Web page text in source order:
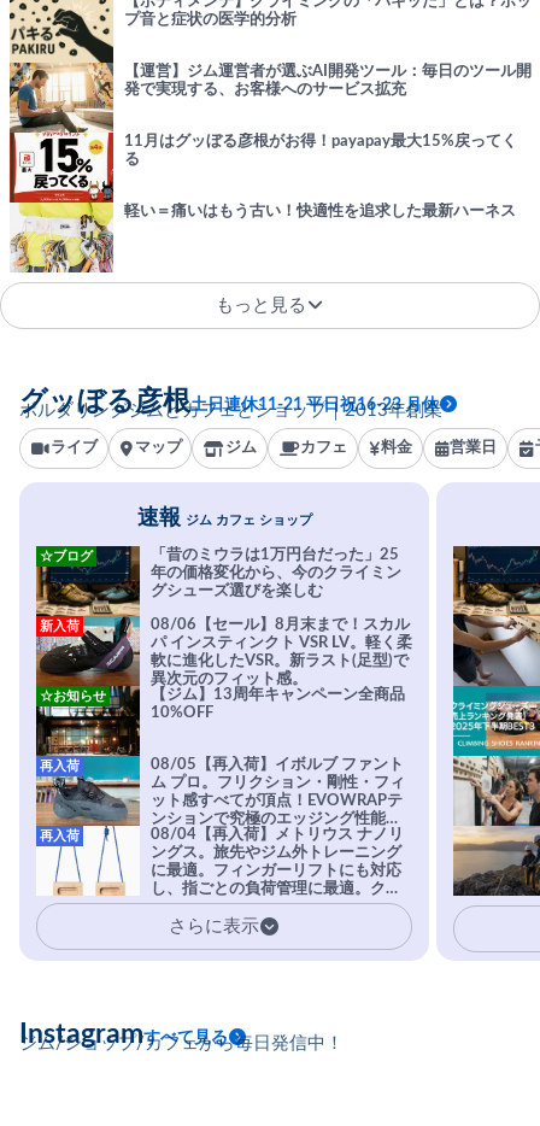
プ音と症状の医学的分析
【運営】ジム運営者が選ぶAI開発ツール：毎日のツール開
発で実現する、お客様へのサービス拡充
11月はグッぼる彦根がお得！payapay最大15%戻ってく
る
軽い＝痛いはもう古い！快適性を追求した最新ハーネス
もっと見る
ボルダリングジムとカフェとショップ｜2013年創業
グッぼる彦根土日連休11-21 平日祝16-23 月休
ライブ マップ ジム カフェ 料金 営業日
速報 ジム カフェ ショップ
「昔のミウラは1万円台だった」25
年の価格変化から、今のクライミン
グシューズ選びを楽しむ
☆ブログ
08/06【セール】8月末まで！スカル
パ インスティンクト VSR LV。軽く柔
軟に進化したVSR。新ラスト(足型)で
異次元のフィット感。
新入荷
【ジム】13周年キャンペーン全商品
10%OFF
☆お知らせ
08/05【再入荷】イボルブ ファント
ム プロ。フリクション・剛性・フィ
ット感すべてが頂点！EVOWRAPテ
ンションで究極のエッジング性能を
実現。進化系ラバーEvo-74はTRAX
を凌駕する粘着力で極小ホールドに
安心感。
再入荷
08/04【再入荷】メトリウス ナノリ
ングス。旅先やジム外トレーニング
に最適。フィンガーリフトにも対応
し、指ごとの負荷管理に最適。クラ
イマーの指を本気で鍛えるギア。
再入荷
さらに表示
ジム/ショップ/カフェから毎日発信中！
Instagramすべて見る